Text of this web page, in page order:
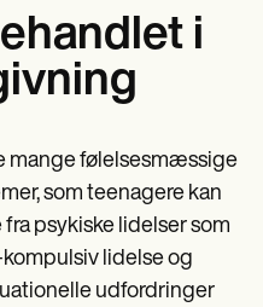
i
mange følelsesmæssige
som teenagere kan
fra psykiske lidelser som
lidelse og
udfordringer